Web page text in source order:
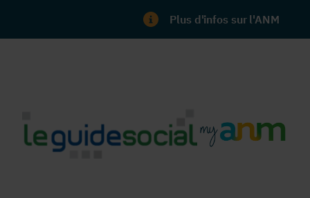
Plus d'infos sur l'ANM